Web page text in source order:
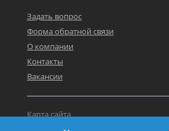
Задать вопрос
Форма обратной связи
О компании
Контакты
Вакансии
Карта сайта